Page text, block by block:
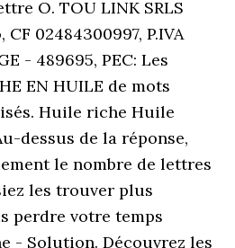
O. TOU LINK SRLS
02484300997, P.IVA
- 489695, PEC: Les
EN HUILE de mots
Huile riche Huile
dessus de la réponse,
le nombre de lettres
les trouver plus
perdre votre temps
- Solution. Découvrez les